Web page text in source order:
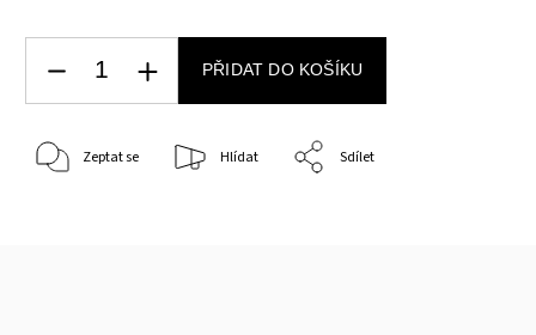
PŘIDAT DO KOŠÍKU
Zeptat se Hlídat Sdílet